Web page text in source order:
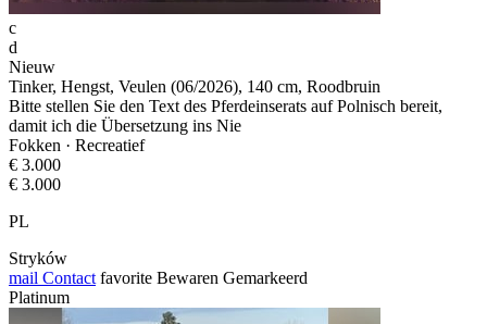
c
d
Nieuw
Tinker, Hengst, Veulen (06/2026), 140 cm, Roodbruin
Bitte stellen Sie den Text des Pferdeinserats auf Polnisch bereit,
damit ich die Übersetzung ins Nie
Fokken · Recreatief
€ 3.000
€ 3.000
PL
Stryków
mail Contact favorite Bewaren Gemarkeerd
Platinum